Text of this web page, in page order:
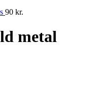
90 kr.
metal